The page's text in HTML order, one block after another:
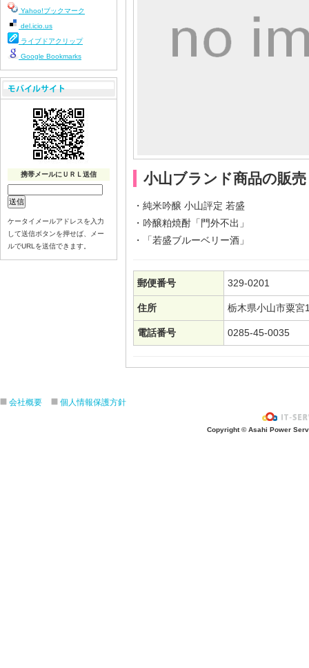
小山ブランド商品の販売
・純米吟醸 小山評定 若盛
・吟醸粕焼酎「門外不出」
・「若盛ブルーベリー酒」
郵便番号 329-0201
住所 栃木県小山市粟宮
電話番号 0285-45-0035
Yahoo!ブックマーク
del.icio.us
ライブドアクリップ
Google Bookmarks
携帯メールにＵＲＬ送信
ケータイメールアドレスを入力
して送信ボタンを押せば、メー
ルでURLを送信できます。
会社概要 個人情報保護方針
Copyright © Asahi Power